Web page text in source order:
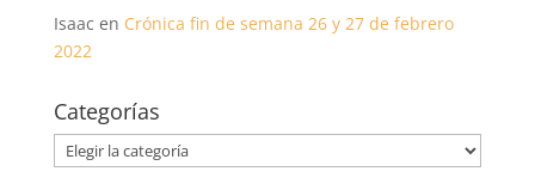
Isaac en Crónica fin de semana 26 y 27 de febrero
2022
Categorías
Categorías